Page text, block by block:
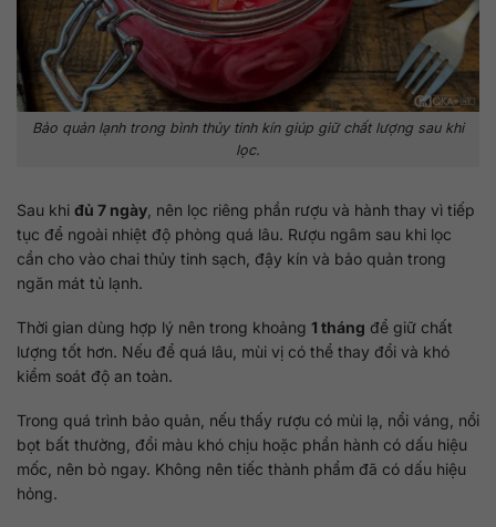
Bảo quản lạnh trong bình thủy tinh kín giúp giữ chất lượng sau khi
lọc.
Sau khi đủ 7 ngày , nên lọc riêng phần rượu và hành thay vì tiếp
tục để ngoài nhiệt độ phòng quá lâu. Rượu ngâm sau khi lọc
cần cho vào chai thủy tinh sạch, đậy kín và bảo quản trong
ngăn mát tủ lạnh.
Thời gian dùng hợp lý nên trong khoảng 1 tháng để giữ chất
lượng tốt hơn. Nếu để quá lâu, mùi vị có thể thay đổi và khó
kiểm soát độ an toàn.
Trong quá trình bảo quản, nếu thấy rượu có mùi lạ, nổi váng, nổi
bọt bất thường, đổi màu khó chịu hoặc phần hành có dấu hiệu
mốc, nên bỏ ngay. Không nên tiếc thành phẩm đã có dấu hiệu
hỏng.